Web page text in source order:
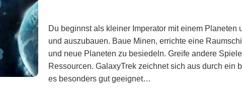
Du beginnst als kleiner Imperator mit einem
und auszubauen. Baue Minen, errichte eine
und neue Planeten zu besiedeln. Greife andere
Ressourcen. GalaxyTrek zeichnet sich aus durch
es besonders gut geeignet…